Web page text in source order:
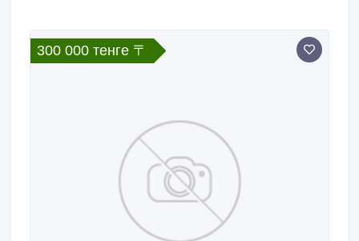
300 000 тенге 〒